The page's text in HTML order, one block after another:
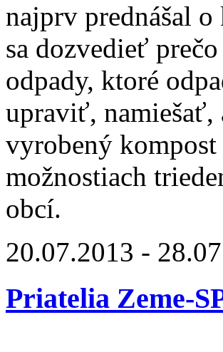
najprv prednášal
sa dozvedieť
odpady, ktoré
upraviť, namiešať,
vyrobený kompost
možnostiach
obcí.
20.07.2013 -
Priatelia Zeme-